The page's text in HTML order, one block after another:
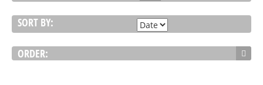
SORT BY:
ORDER: